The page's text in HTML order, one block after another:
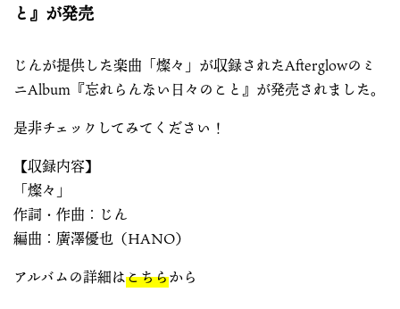
と』が発売
じんが提供した楽曲「燦々」が収録されたAfterglowのミ
ニAlbum『忘れらんない日々のこと』が発売されました。
是非チェックしてみてください！
【収録内容】
「燦々」
作詞・作曲：じん
編曲：廣澤優也（HANO）
アルバムの詳細はこちらから